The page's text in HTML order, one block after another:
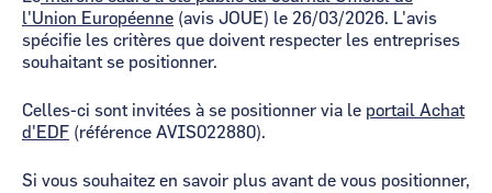
l'Union Européenne (avis JOUE) le 26/03/2026. L'avis
spécifie les critères que doivent respecter les entreprises
souhaitant se positionner.
Celles-ci sont invitées à se positionner via le portail Achat
d'EDF (référence AVIS022880).
Si vous souhaitez en savoir plus avant de vous positionner,